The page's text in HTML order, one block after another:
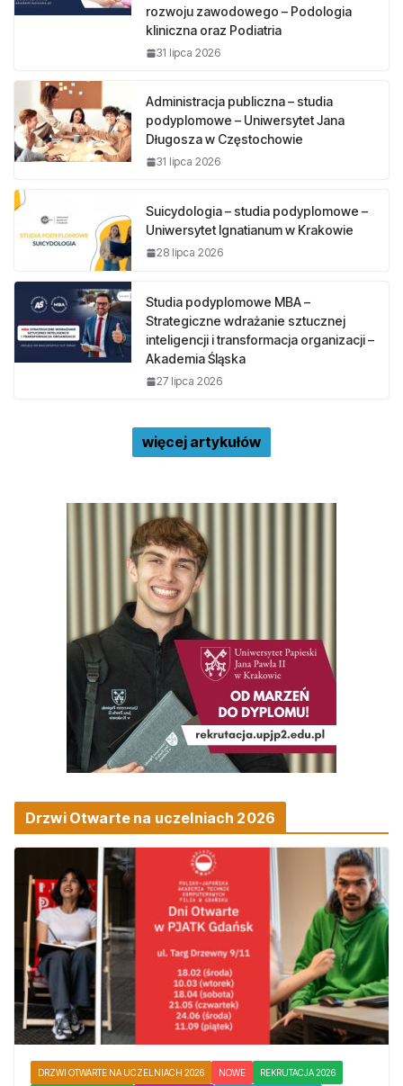
rozwoju zawodowego – Podologia
kliniczna oraz Podiatria
31 lipca 2026
Administracja publiczna – studia
podyplomowe – Uniwersytet Jana
Długosza w Częstochowie
31 lipca 2026
Suicydologia – studia podyplomowe –
Uniwersytet Ignatianum w Krakowie
28 lipca 2026
Studia podyplomowe MBA –
Strategiczne wdrażanie sztucznej
inteligencji i transformacja organizacji –
Akademia Śląska
27 lipca 2026
więcej artykułów
Drzwi Otwarte na uczelniach 2026
DRZWI OTWARTE NA UCZELNIACH 2026 NOWE REKRUTACJA 2026